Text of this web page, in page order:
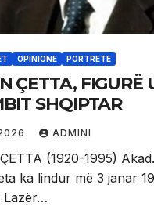
OPINIONE PORTRETE
ÇETTA, FIGURË
SHQIPTAR
ADMINI
(1920-1995)
ka lindur më 3 janar
Lazër…